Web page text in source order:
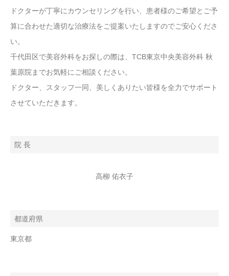
ドクターが丁寧にカウンセリングを行い、患者様のご希望とご予
算に合わせた適切な治療法をご提案いたしますのでご安心くださ
い。
千代田区で美容外科をお探しの際は、TCB東京中央美容外科 秋
葉原院までお気軽にご相談ください。
ドクター、スタッフ一同、美しくありたい皆様を全力でサポート
させていただきます。
院 長
高柳 佑衣子
都道府県
東京都